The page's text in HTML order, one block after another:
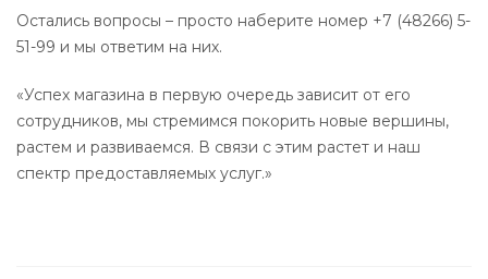
Остались вопросы – просто наберите номер +7 (48266) 5-
51-99 и мы ответим на них.
«Успех магазина в первую очередь зависит от его
сотрудников, мы стремимся покорить новые вершины,
растем и развиваемся. В связи с этим растет и наш
спектр предоставляемых услуг.»